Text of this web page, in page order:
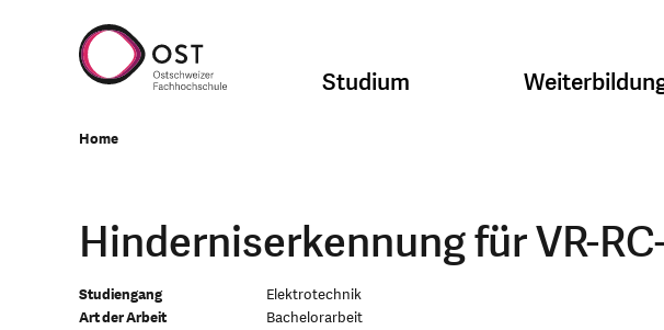
Studium
Home
Hinderniserkennung für VR-
Studiengang
Elektrotechnik
Art der Arbeit
Bachelorarbeit